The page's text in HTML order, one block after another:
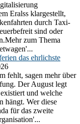
Eralss klargestellt,
durch Taxi-
sind oder
zum Thema
das ehrlichste
fehlt, sagen mehr über
Der August legt
und welche
hängt. Wer diese
für das zweite